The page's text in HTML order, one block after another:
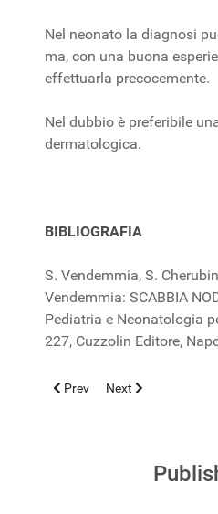
Nel neonato la diagnosi
ma, con una buona
effettuarla precocemente.
Nel dubbio è preferibile
dermatologica.
BIBLIOGRAFIA
S. Vendemmia, S.
Vendemmia: SCABBIA
Pediatria e Neonatologia
227, Cuzzolin Editore,
Previous article: LE
Prev Next article:
Next